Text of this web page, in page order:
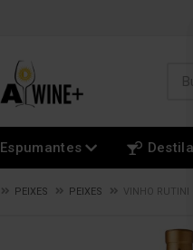
Espumantes
PEIXES PEIXES VINHO RUTINI